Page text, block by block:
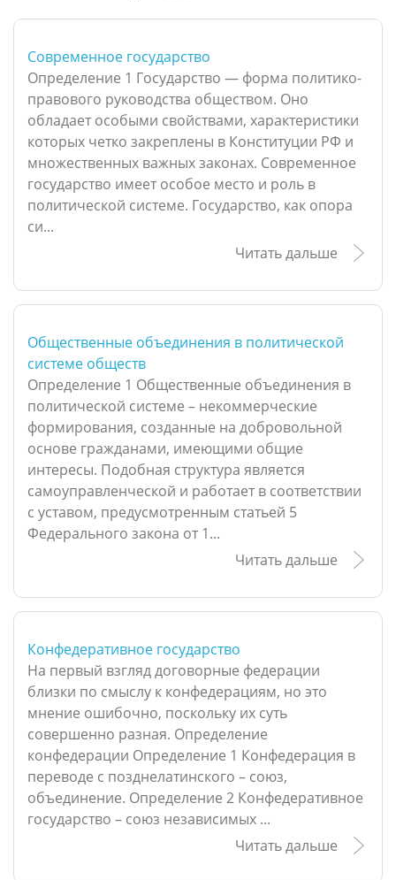
Современное государство
Определение 1 Государство — форма политико-
правового руководства обществом. Оно
обладает особыми свойствами, характеристики
которых четко закреплены в Конституции РФ и
множественных важных законах. Современное
государство имеет особое место и роль в
политической системе. Государство, как опора
си...
Читать дальше
Общественные объединения в политической
системе обществ
Определение 1 Общественные объединения в
политической системе – некоммерческие
формирования, созданные на добровольной
основе гражданами, имеющими общие
интересы. Подобная структура является
самоуправленческой и работает в соответствии
с уставом, предусмотренным статьей 5
Федерального закона от 1...
Читать дальше
Конфедеративное государство
На первый взгляд договорные федерации
близки по смыслу к конфедерациям, но это
мнение ошибочно, поскольку их суть
совершенно разная. Определение
конфедерации Определение 1 Конфедерация в
переводе с позднелатинского – союз,
объединение. Определение 2 Конфедеративное
государство – союз независимых ...
Читать дальше